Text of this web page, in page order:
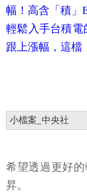
幅！高含「積」
輕鬆入手台積電
跟上漲幅，這檔
小檔案_中央社
希望透過更好
昇。